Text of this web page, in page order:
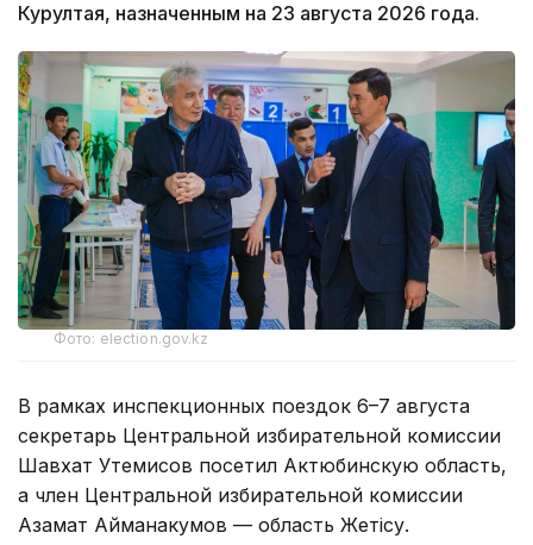
Курултая, назначенным на 23 августа 2026 года.
Фото: election.gov.kz
В рамках инспекционных поездок 6–7 августа
секретарь Центральной избирательной комиссии
Шавхат Утемисов посетил Актюбинскую область,
а член Центральной избирательной комиссии
Азамат Айманакумов — область Жетісу.